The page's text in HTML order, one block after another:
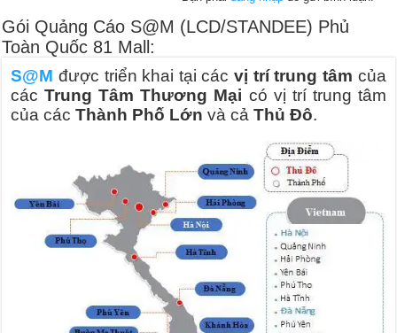
Gói Quảng Cáo S@M (LCD/STANDEE) Phủ
Toàn Quốc 81 Mall:
S@M được triển khai tại cácvị trí trung tâm của
cácTrung Tâm Thương Mại có vị trí trung tâm
của cácThành Phố Lớn và cảThủ Đô.